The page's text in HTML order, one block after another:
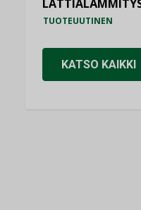
TUOTEUUTINEN
KATSO KAIKKI